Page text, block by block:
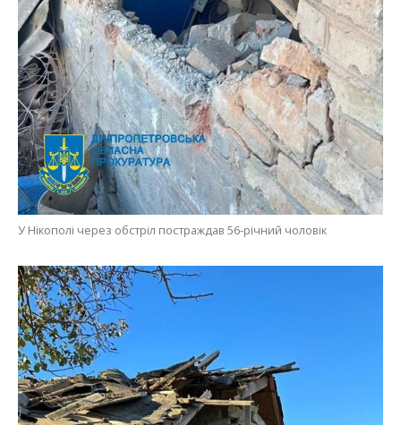
У Нікополі через обстріл постраждав 56-річний чоловік